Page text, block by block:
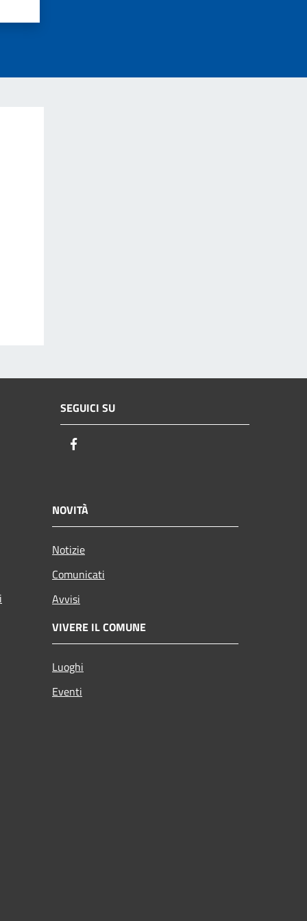
SEGUICI SU
NOVITÀ
Notizie
Comunicati
Avvisi
VIVERE IL COMUNE
Luoghi
Eventi